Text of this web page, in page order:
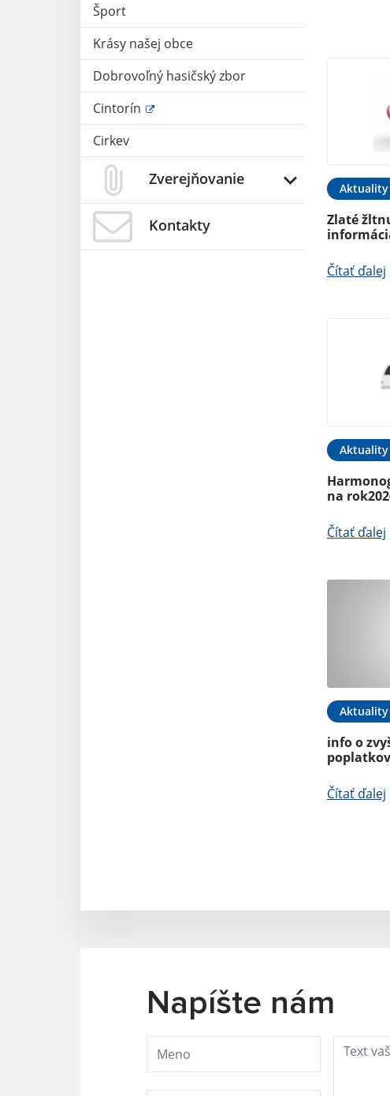
Šport
Krásy našej obce
Dobrovoľný hasičský zbor
Cintorín
Cirkev
Zverejňovanie
Kontakty
Aktuality
Zlaté
Čítať ďalej
Aktuality
na
Čítať ďalej
Aktuality
info o
poplatkov
Čítať ďalej
Napíšte nám